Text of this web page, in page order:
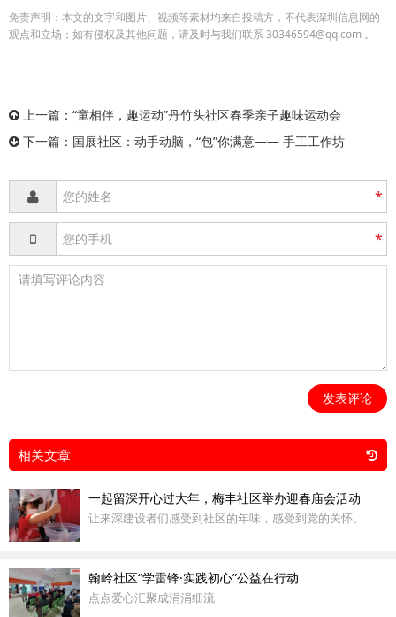
免责声明：本文的文字和图片、视频等素材均来自投稿方，不代表深圳信息网的
观点和立场；如有侵权及其他问题，请及时与我们联系 30346594@qq.com 。
上一篇： “童相伴，趣运动”丹竹头社区春季亲子趣味运动会
下一篇： 国展社区：动手动脑，“包”你满意—— 手工工作坊
*
*
发表评论
相关文章
一起留深开心过大年，梅丰社区举办迎春庙会活动
让来深建设者们感受到社区的年味，感受到党的关怀。
翰岭社区“学雷锋·实践初心”公益在行动
点点爱心汇聚成涓涓细流